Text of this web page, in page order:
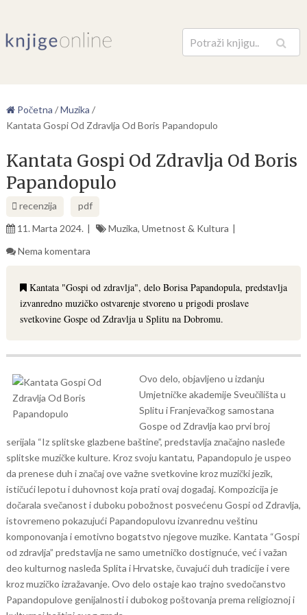
Pretraga
Početna /Muzika /
Kantata Gospi Od Zdravlja Od Boris Papandopulo
Kantata Gospi Od Zdravlja Od Boris
Papandopulo
recenzija
pdf
11. Marta 2024.
Muzika, Umetnost & Kultura
Nema komentara
Kantata "Gospi od zdravlja", delo Borisa Papandopula, predstavlja
izvanredno muzičko ostvarenje stvoreno u prigodi proslave
svetkovine Gospe od Zdravlja u Splitu na Dobromu.
Ovo delo, objavljeno u izdanju
Umjetničke akademije Sveučilišta u
Splitu i Franjevačkog samostana
Gospe od Zdravlja kao prvi broj
serijala “Iz splitske glazbene baštine”, predstavlja značajno nasleđe
splitske muzičke kulture. Kroz svoju kantatu, Papandopulo je uspeo
da prenese duh i značaj ove važne svetkovine kroz muzički jezik,
ističući lepotu i duhovnost koja prati ovaj događaj. Kompozicija je
dočarala svečanost i duboku pobožnost posvećenu Gospi od Zdravlja,
istovremeno pokazujući Papandopulovu izvanrednu veštinu
komponovanja i emotivno bogatstvo njegove muzike. Kantata “Gospi
od zdravlja” predstavlja ne samo umetničko dostignuće, već i važan
deo kulturnog nasleđa Splita i Hrvatske, čuvajući duh tradicije i vere
kroz muzičko izražavanje. Ovo delo ostaje kao trajno svedočanstvo
Papandopulove genijalnosti i dubokog poštovanja prema religioznoj i